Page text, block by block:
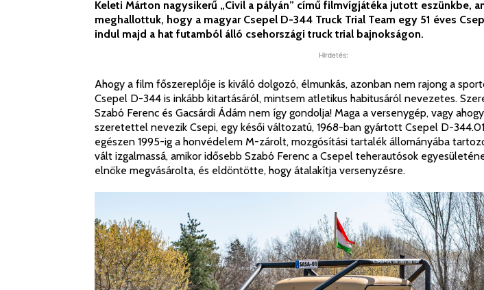
Keleti Márton nagysikerű „Civil a pályán” című filmvígjátéka jutott eszünkbe,
meghallottuk, hogy a magyar Csepel D-344 Truck Trial Team egy 51 éves
indul majd a hat futamból álló csehországi truck trial bajnokságon.
Hirdetés:
Ahogy a film főszereplője is kiváló dolgozó, élmunkás, azonban nem rajong a
Csepel D-344 is inkább kitartásáról, mintsem atletikus habitusáról nevezetes.
Szabó Ferenc és Gacsárdi Ádám nem így gondolja! Maga a versenygép, vagy
szeretettel nevezik Csepi, egy késői változatú, 1968-ban gyártott Csepel D-
egészen 1995-ig a honvédelem M-zárolt, mozgósítási tartalék állományába
vált izgalmassá, amikor idősebb Szabó Ferenc a Csepel teherautósok
elnöke megvásárolta, és eldöntötte, hogy átalakítja versenyzésre.